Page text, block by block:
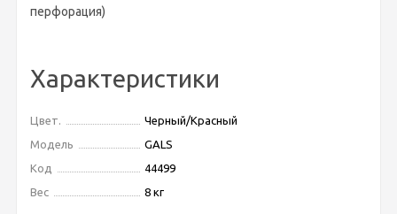
перфорация)
Характеристики
Цвет.
Черный/Красный
Модель
GALS
Код
44499
Вес
8 кг